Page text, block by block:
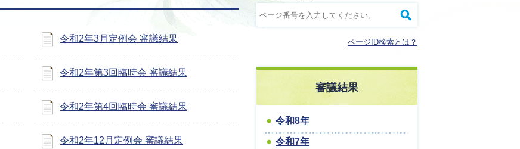
令和2年3月定例会 審議結果
令和2年第3回臨時会 審議結果
令和2年第4回臨時会 審議結果
令和2年12月定例会 審議結果
ページID検索とは？
審議結果
令和8年
令和7年